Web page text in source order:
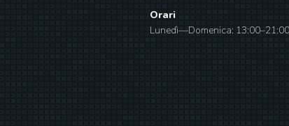
Orari
Lunedì—Domenica: 13:00–21:00